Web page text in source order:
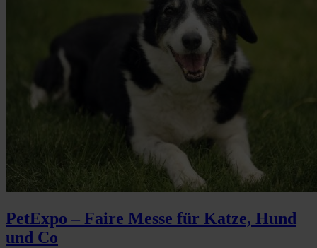
PetExpo – Faire Messe für Katze, Hund
und Co